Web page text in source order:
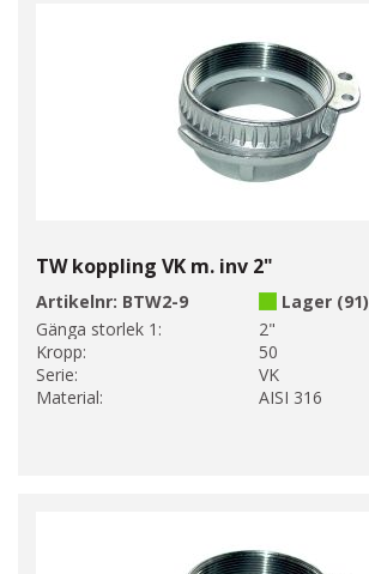
TW koppling VK m. inv 2"
Artikelnr: BTW2-9
Lager (91)
Gänga storlek 1:
2"
Kropp:
50
Serie:
VK
Material:
AISI 316